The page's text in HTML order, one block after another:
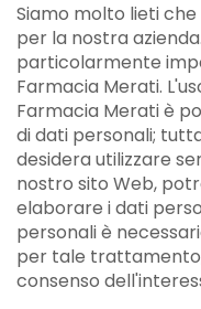
Siamo molto lieti
per la nostra
particolarmente
Farmacia Merati.
Farmacia Merati è
di dati personali;
desidera utilizzare
nostro sito Web,
elaborare i dati
personali è
per tale
consenso